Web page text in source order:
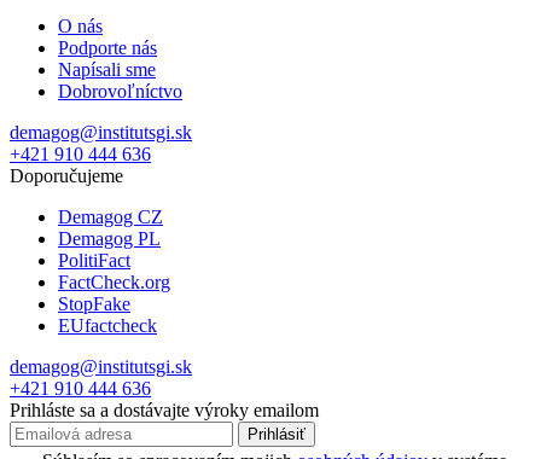
O nás
Podporte nás
Napísali sme
Dobrovoľníctvo
demagog@institutsgi.sk
+421 910 444 636
Doporučujeme
Demagog CZ
Demagog PL
PolitiFact
FactCheck.org
StopFake
EUfactcheck
demagog@institutsgi.sk
+421 910 444 636
Prihláste sa a dostávajte výroky emailom
Prihlásiť